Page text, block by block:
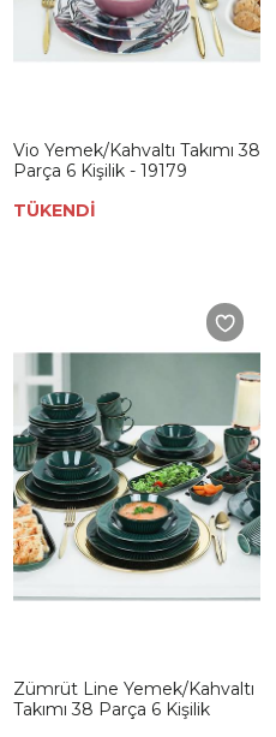
Vio Yemek/Kahvaltı Takımı 38
Parça 6 Kişilik - 19179
TÜKENDİ
Zümrüt Line Yemek/Kahvaltı
Takımı 38 Parça 6 Kişilik